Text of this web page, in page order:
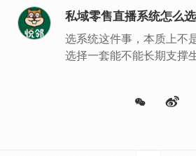
私域零售直播系统怎么
选系统这件事，本质上不
选择一套能不能长期支撑